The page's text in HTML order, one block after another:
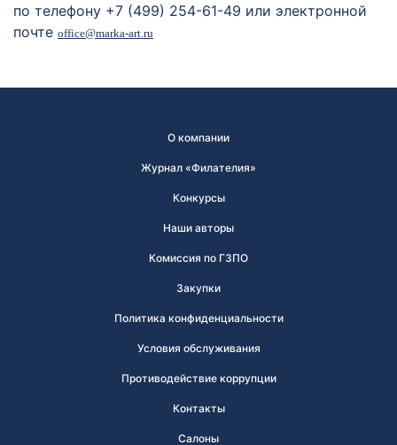
по телефону +7 (499) 254-61-49 или электронной
почте office@marka-art.ru
О компании
Журнал «Филателия»
Конкурсы
Наши авторы
Комиссия по ГЗПО
Закупки
Политика конфиденциальности
Условия обслуживания
Противодействие коррупции
Контакты
Салоны